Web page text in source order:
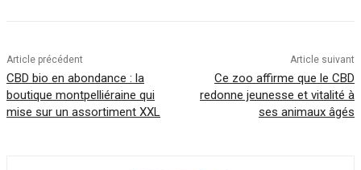
Article précédent
CBD bio en abondance : la
boutique montpelliéraine qui
mise sur un assortiment XXL
Article suivant
Ce zoo affirme que le CBD
redonne jeunesse et vitalité à
ses animaux âgés